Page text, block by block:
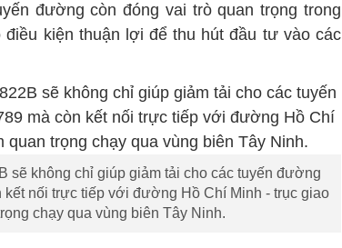
đường còn đóng vai trò quan trọng trong
kiện thuận lợi để thu hút đầu tư vào các
sẽ không chỉ giúp giảm tải cho các tuyến đường
nối trực tiếp với đường Hồ Chí Minh - trục giao
chạy qua vùng biên Tây Ninh.